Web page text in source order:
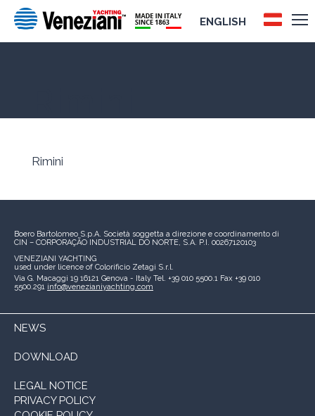
ENGLISH
Rimini
Boero Bartolomeo S.p.A. Società soggetta a direzione e coordinamento di
CIN – CORPORAÇÃO INDUSTRIAL DO NORTE, S.A. P.I. 00267120103
VENEZIANI YACHTING
used under licence of Colorificio Zetagi S.r.l.
Via G. Macaggi 19 16121 Genova - Italy Tel. +39 010 5500.1 Fax +39 010
5500.291 info@venezianiyachting.com
NEWS
DOWNLOAD
LEGAL NOTICE
PRIVACY POLICY